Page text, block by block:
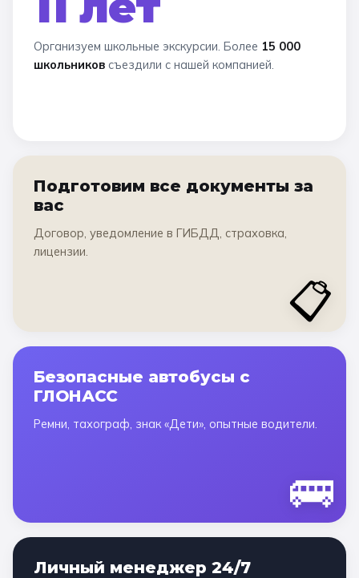
Организуем школьные экскурсии. Более 15 000
школьников съездили с нашей компанией.
Подготовим все документы за
вас
Договор, уведомление в ГИБДД, страховка,
лицензии.
📋
Безопасные автобусы с
ГЛОНАСС
Ремни, тахограф, знак «Дети», опытные водители.
🚌
Личный менеджер 24/7